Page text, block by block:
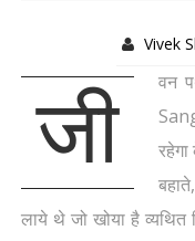
Vivek
जी
वन
लाये थे जो खोया है व्यथित